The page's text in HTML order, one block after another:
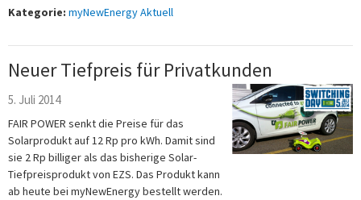
Kategorie: myNewEnergy Aktuell
Neuer Tiefpreis für Privatkunden
5. Juli 2014
FAIR POWER senkt die Preise für das
Solarprodukt auf 12 Rp pro kWh. Damit sind
sie 2 Rp billiger als das bisherige Solar-
Tiefpreisprodukt von EZS. Das Produkt kann
ab heute bei myNewEnergy bestellt werden.